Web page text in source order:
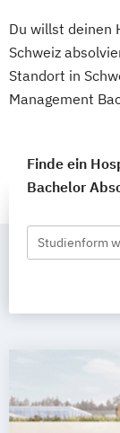
Du willst deinen
Schweiz
Standort in
Management
Finde ein
Bachelor
Studienform